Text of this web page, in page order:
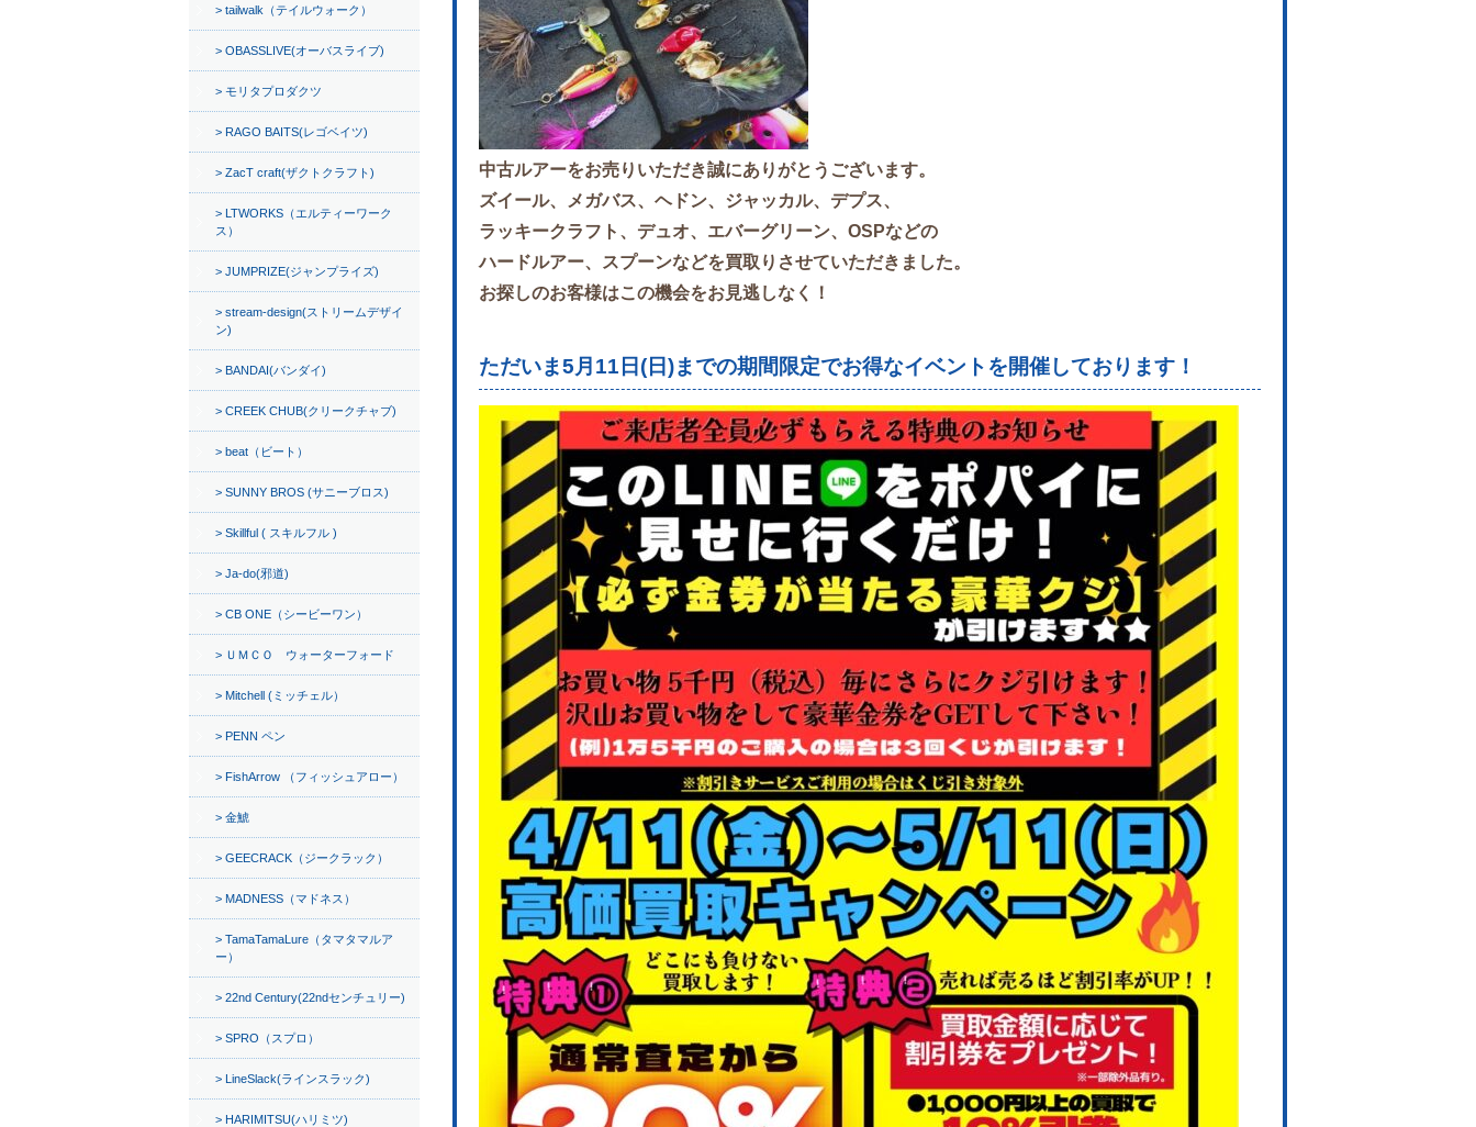
中古ルアーをお売りいただき誠にありがとうございます。
ズイール、メガバス、ヘドン、ジャッカル、デプス、
ラッキークラフト、デュオ、エバーグリーン、OSPなどの
ハードルアー、スプーンなどを買取りさせていただきました。
お探しのお客様はこの機会をお見逃しなく！
ただいま5月11日(日)までの期間限定でお得なイベントを開催しております！
tailwalk（テイルウォーク）
OBASSLIVE(オーバスライブ)
モリタプロダクツ
RAGO BAITS(レゴベイツ)
ZacT craft(ザクトクラフト)
LTWORKS（エルティーワーク
ス）
JUMPRIZE(ジャンプライズ)
stream-design(ストリームデザイ
ン)
BANDAI(バンダイ)
CREEK CHUB(クリークチャブ)
beat（ビート）
SUNNY BROS (サニーブロス)
Skillful ( スキルフル )
Ja-do(邪道)
CB ONE（シービーワン）
ＵＭＣＯ ウォーターフォード
Mitchell (ミッチェル）
PENN ペン
FishArrow （フィッシュアロー）
金鯱
GEECRACK（ジークラック）
MADNESS（マドネス）
TamaTamaLure（タマタマルア
ー）
22nd Century(22ndセンチュリー)
SPRO（スプロ）
LineSlack(ラインスラック)
HARIMITSU(ハリミツ)